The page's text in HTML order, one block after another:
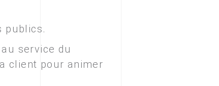
publics.
service du
client pour animer